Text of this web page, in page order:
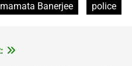
mamata Banerjee police